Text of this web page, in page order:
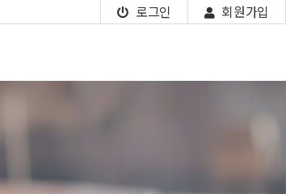
로그인 회원가입